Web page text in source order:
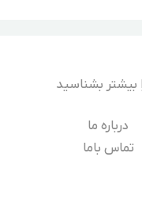
بیشتر بشناسید
درباره‌ ما
تماس باما